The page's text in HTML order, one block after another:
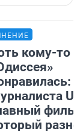
кому-то